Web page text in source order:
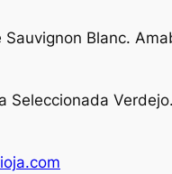
Sauvignon Blanc.
Seleccionada